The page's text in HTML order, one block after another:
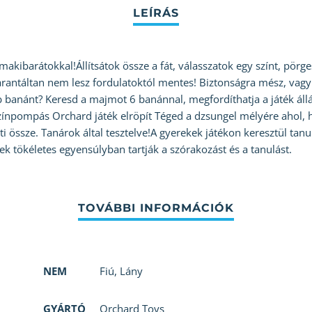
össze a fát, válasszatok egy színt,
nem lesz fordulatoktól mentes! Biztonságra mész,
Keresd a majmot 6 banánnal, megfordíthatja a játék
Orchard játék elröpít Téged a dzsungel mélyére ahol,
össze. Tanárok által tesztelve!A gyerekek játékon keresztül
tökéletes egyensúlyban tartják a szórakozást és a tanulást.
NEM Fiú, Lány
GYÁRTÓ Orchard Toys